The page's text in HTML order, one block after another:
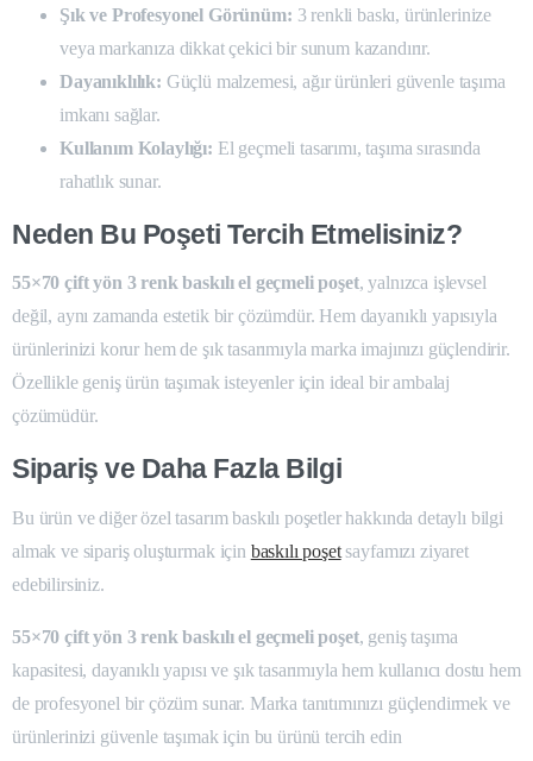
Şık ve Profesyonel Görünüm: 3 renkli baskı, ürünlerinize
veya markanıza dikkat çekici bir sunum kazandırır.
Dayanıklılık: Güçlü malzemesi, ağır ürünleri güvenle taşıma
imkanı sağlar.
Kullanım Kolaylığı: El geçmeli tasarımı, taşıma sırasında
rahatlık sunar.
Neden Bu Poşeti Tercih Etmelisiniz?
55×70 çift yön 3 renk baskılı el geçmeli poşet, yalnızca işlevsel
değil, aynı zamanda estetik bir çözümdür. Hem dayanıklı yapısıyla
ürünlerinizi korur hem de şık tasarımıyla marka imajınızı güçlendirir.
Özellikle geniş ürün taşımak isteyenler için ideal bir ambalaj
çözümüdür.
Sipariş ve Daha Fazla Bilgi
Bu ürün ve diğer özel tasarım baskılı poşetler hakkında detaylı bilgi
almak ve sipariş oluşturmak için baskılı poşetsayfamızı ziyaret
edebilirsiniz.
55×70 çift yön 3 renk baskılı el geçmeli poşet, geniş taşıma
kapasitesi, dayanıklı yapısı ve şık tasarımıyla hem kullanıcı dostu hem
de profesyonel bir çözüm sunar. Marka tanıtımınızı güçlendirmek ve
ürünlerinizi güvenle taşımak için bu ürünü tercih edin